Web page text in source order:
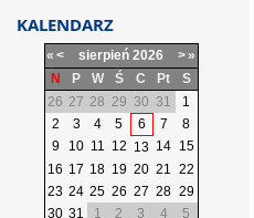
KALENDARZ
« < sierpień 2026 >»
N
P W Ś C Pt
S
26 27 28 29 30 31
1
2
3 4 5 6 7
8
9
10 11 12 13 14 15
16 17 18 19 20 21 22
23 24 25 26 27 28 29
30 31 1 2 3 4 5